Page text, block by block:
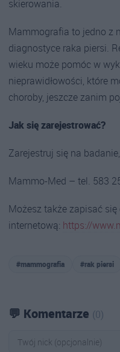
skierowania.
Mammografia to jedno z
diagnostyce raka piersi.
wieku może pomóc w
nieprawidłowości, które
choroby, jeszcze zanim
Jak się zarejestrować?
Zarejestruj się na
Mammo-Med – tel. 583
Możesz także zapisać
internetową: https://
#mammografia #rak piersi
💬 Komentarze (0)